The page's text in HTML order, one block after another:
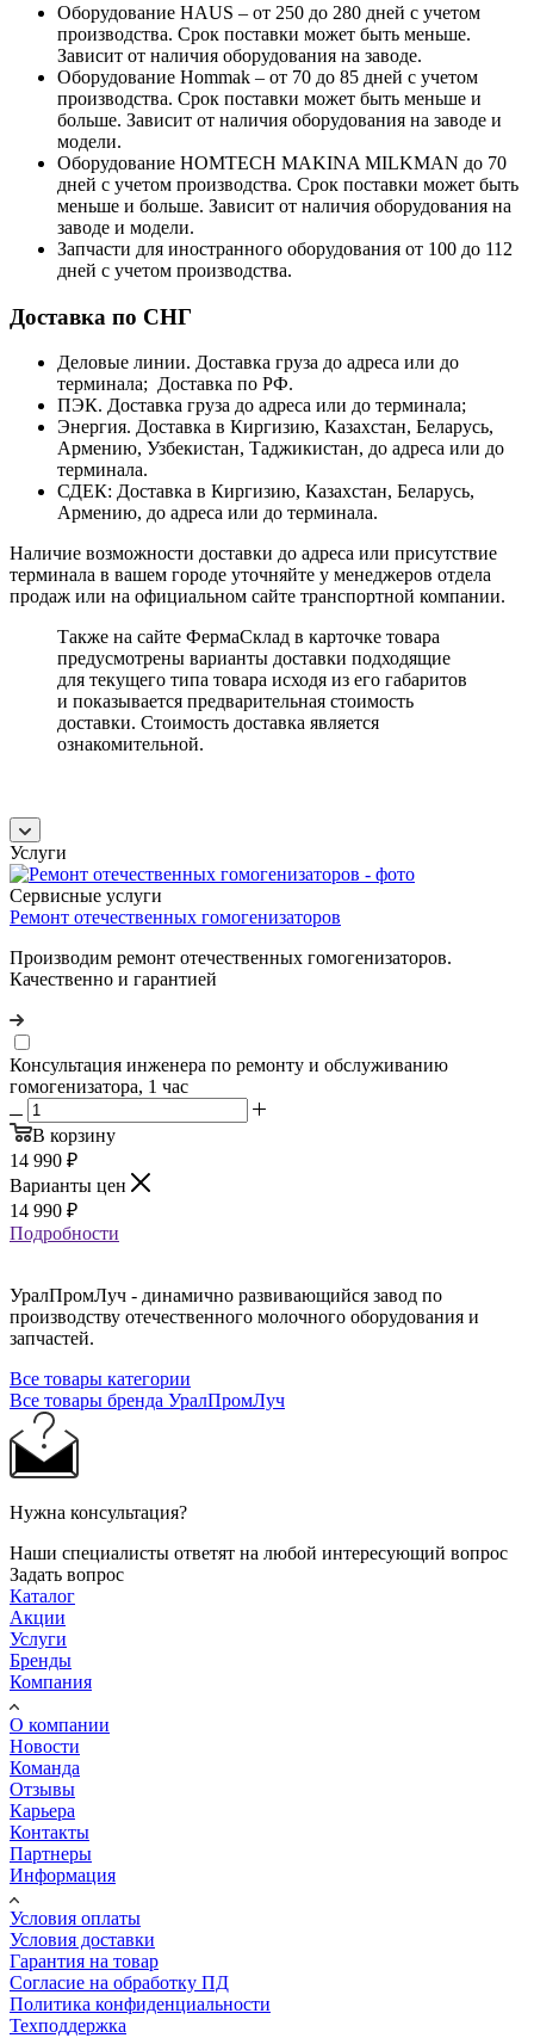
Оборудование HAUS – от 250 до 280 дней с учетом
производства. Срок поставки может быть меньше.
Зависит от наличия оборудования на заводе.
Оборудование Hommak – от 70 до 85 дней с учетом
производства. Срок поставки может быть меньше и
больше. Зависит от наличия оборудования на заводе и
модели.
Оборудование HOMTECH MAKINA MILKMAN до 70
дней с учетом производства. Срок поставки может быть
меньше и больше. Зависит от наличия оборудования на
заводе и модели.
Запчасти для иностранного оборудования от 100 до 112
дней с учетом производства.
Доставка по СНГ
Деловые линии. Доставка груза до адреса или до
терминала; Доставка по РФ.
ПЭК. Доставка груза до адреса или до терминала;
Энергия. Доставка в Киргизию, Казахстан, Беларусь,
Армению, Узбекистан, Таджикистан, до адреса или до
терминала.
СДЕК: Доставка в Киргизию, Казахстан, Беларусь,
Армению, до адреса или до терминала.
Наличие возможности доставки до адреса или присутствие
терминала в вашем городе уточняйте у менеджеров отдела
продаж или на официальном сайте транспортной компании.
Также на сайте ФермаСклад в карточке товара
предусмотрены варианты доставки подходящие
для текущего типа товара исходя из его габаритов
и показывается предварительная стоимость
доставки. Стоимость доставка является
ознакомительной.
Услуги
Сервисные услуги
Ремонт отечественных гомогенизаторов
Производим ремонт отечественных гомогенизаторов.
Качественно и гарантией
Консультация инженера по ремонту и обслуживанию
гомогенизатора, 1 час
В корзину
14 990 ₽
Варианты цен
14 990 ₽
Подробности
УралПромЛуч - динамично развивающийся завод по
производству отечественного молочного оборудования и
запчастей.
Все товары категории
Все товары бренда УралПромЛуч
Нужна консультация?
Наши специалисты ответят на любой интересующий вопрос
Задать вопрос
Каталог
Акции
Услуги
Бренды
Компания
О компании
Новости
Команда
Отзывы
Карьера
Контакты
Партнеры
Информация
Условия оплаты
Условия доставки
Гарантия на товар
Согласие на обработку ПД
Политика конфиденциальности
Техподдержка